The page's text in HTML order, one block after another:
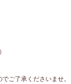
ご了承くださいませ。